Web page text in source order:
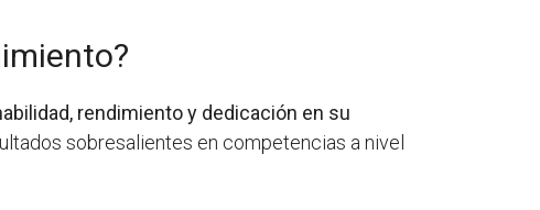
rendimiento y dedicación en su
sobresalientes en competencias a nivel